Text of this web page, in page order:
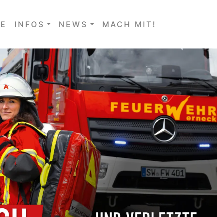
INFOS NEWS MACH MIT!